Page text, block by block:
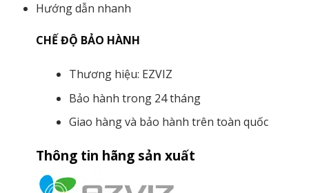
Hướng dẫn nhanh
CHẾ ĐỘ BẢO HÀNH
Thương hiệu: EZVIZ
Bảo hành trong 24 tháng
Giao hàng và bảo hành trên toàn quốc
Thông tin hãng sản xuất